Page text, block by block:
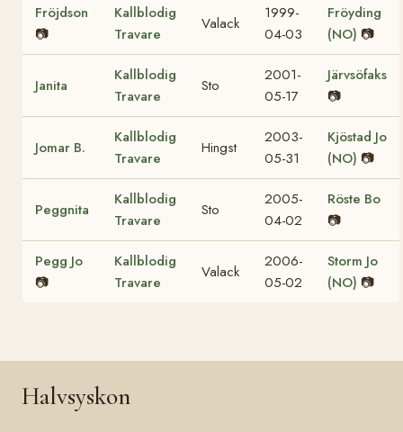
Fröjdson
📷
Kallblodig
Travare
Valack
1999-
04-03
Fröyding
(NO) 📷
Janita
Kallblodig
Travare
Sto
2001-
05-17
Järvsöfaks
📷
Jomar B.
Kallblodig
Travare
Hingst
2003-
05-31
Kjöstad Jo
(NO) 📷
Peggnita
Kallblodig
Travare
Sto
2005-
04-02
Röste Bo
📷
Pegg Jo
📷
Kallblodig
Travare
Valack
2006-
05-02
Storm Jo
(NO) 📷
Halvsyskon